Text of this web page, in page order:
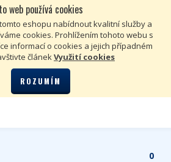
web používá cookies
eshopu nabídnout kvalitní služby a
cookies. Prohlížením tohoto webu s
informací o cookies a jejich případném
článekVyužití cookies
ROZUMÍM
0